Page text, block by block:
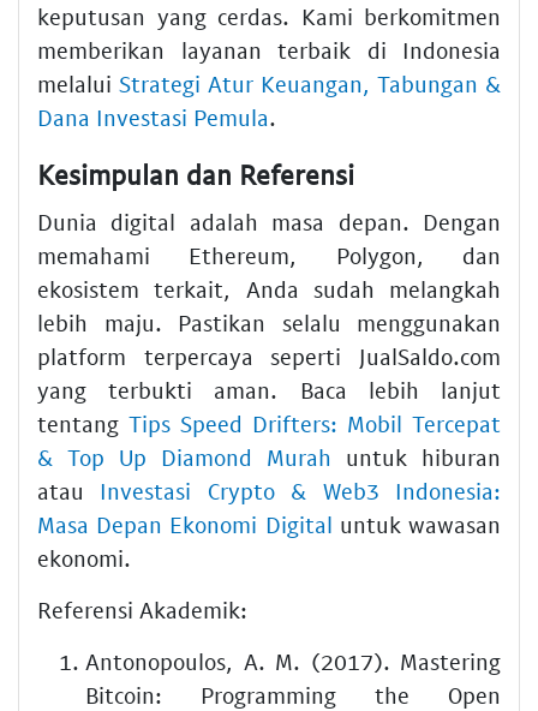
keputusan yang cerdas. Kami berkomitmen
memberikan layanan terbaik di Indonesia
melalui Strategi Atur Keuangan, Tabungan &
Dana Investasi Pemula.
Kesimpulan dan Referensi
Dunia digital adalah masa depan. Dengan
memahami Ethereum, Polygon, dan
ekosistem terkait, Anda sudah melangkah
lebih maju. Pastikan selalu menggunakan
platform terpercaya seperti JualSaldo.com
yang terbukti aman. Baca lebih lanjut
tentang Tips Speed Drifters: Mobil Tercepat
& Top Up Diamond Murah untuk hiburan
atau Investasi Crypto & Web3 Indonesia:
Masa Depan Ekonomi Digital untuk wawasan
ekonomi.
Referensi Akademik:
Antonopoulos, A. M. (2017). Mastering
Bitcoin: Programming the Open